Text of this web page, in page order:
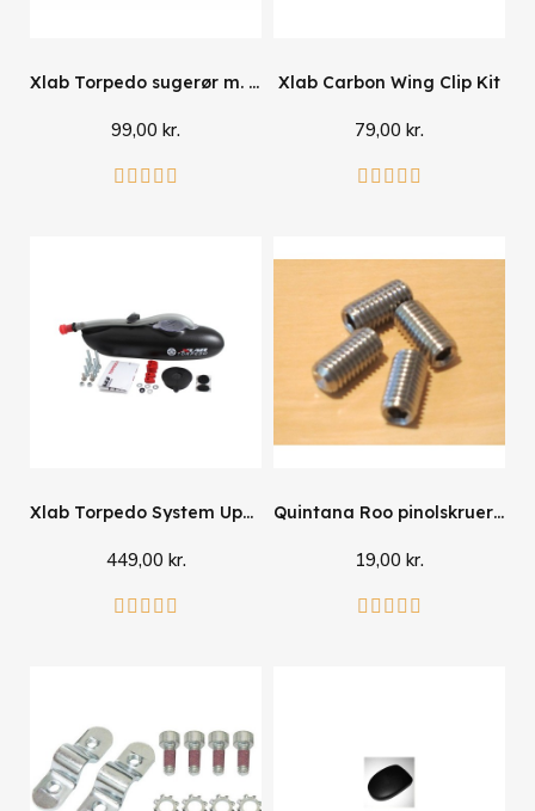
Xlab Torpedo sugerør m. ventil
99,00 kr.
    
Xlab Carbon Wing Clip Kit
79,00 kr.
    
Xlab Torpedo System Upgrade
449,00 kr.
    
Quintana Roo pinolskruer til sadelklampe, 4 stk
19,00 kr.
    